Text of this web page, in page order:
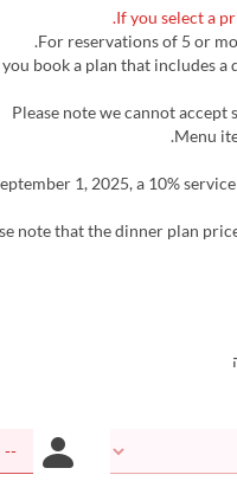
you book a plan that includes
1, 2025, a 10%
note that the dinner plan